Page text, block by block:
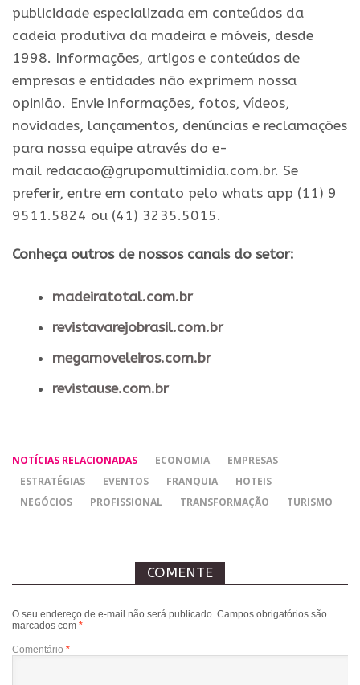
publicidade especializada em conteúdos da
cadeia produtiva da madeira e móveis, desde
1998. Informações, artigos e conteúdos de
empresas e entidades não exprimem nossa
opinião. Envie informações, fotos, vídeos,
novidades, lançamentos, denúncias e reclamações
para nossa equipe através do e-
mail redacao@grupomultimidia.com.br. Se
preferir, entre em contato pelo whats app (11) 9
9511.5824 ou (41) 3235.5015.
Conheça outros de nossos canais do setor:
madeiratotal.com.br
revistavarejobrasil.com.br
megamoveleiros.com.br
revistause.com.br
NOTÍCIAS RELACIONADAS ECONOMIA
EMPRESAS
ESTRATÉGIAS
EVENTOS FRANQUIA
HOTEIS
NEGÓCIOS
PROFISSIONAL TRANSFORMAÇÃO TURISMO
COMENTE
O seu endereço de e-mail não será publicado. Campos obrigatórios são
marcados com *
Comentário *